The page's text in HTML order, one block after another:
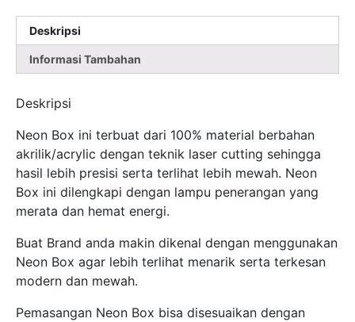
Deskripsi
Informasi Tambahan
Deskripsi
Neon Box ini terbuat dari 100% material berbahan
akrilik/acrylic dengan teknik laser cutting sehingga
hasil lebih presisi serta terlihat lebih mewah. Neon
Box ini dilengkapi dengan lampu penerangan yang
merata dan hemat energi.
Buat Brand anda makin dikenal dengan menggunakan
Neon Box agar lebih terlihat menarik serta terkesan
modern dan mewah.
Pemasangan Neon Box bisa disesuaikan dengan